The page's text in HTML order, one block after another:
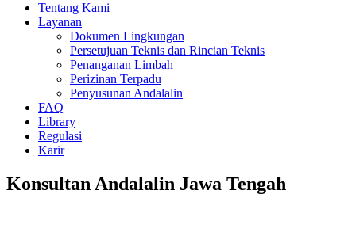
Tentang Kami
Layanan
Dokumen Lingkungan
Persetujuan Teknis dan Rincian Teknis
Penanganan Limbah
Perizinan Terpadu
Penyusunan Andalalin
FAQ
Library
Regulasi
Karir
Konsultan Andalalin Jawa Tengah